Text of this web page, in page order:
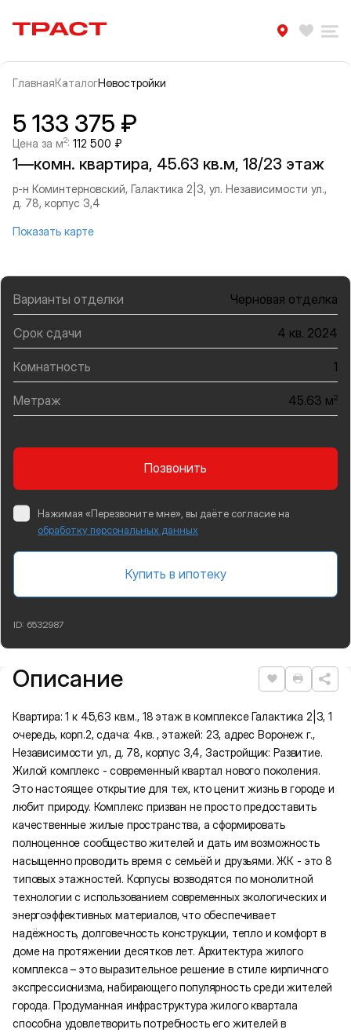
Траст | Служба недвижимости
ГлавнаяКаталогНовостройки
Информация об объекте
Галерея
5 133 375 ₽
Цена за м2: 112 500 ₽
1—комн. квартира, 45.63 кв.м, 18/23 этаж
р-н Коминтерновский, Галактика 2|3, ул. Независимости ул.,
д. 78, корпус 3,4
Показать карте
Варианты отделки Черновая отделка
Срок сдачи 4 кв. 2024
Комнатность 1
Метраж 45.63 м2
Позвонить
Нажимая «Перезвоните мне», вы даёте согласие на
обработку персональных данных
Купить в ипотеку
ID: 6532987
Подробная информация
Описание Нравится
Квартира: 1 к 45,63 кв.м., 18 этаж в комплексе Галактика 2|3, 1
очередь, корп.2, сдача: 4кв. , этажей: 23, адрес Воронеж г.,
Независимости ул., д. 78, корпус 3,4, Застройщик: Развитие.
Жилой комплекс - современный квартал нового поколения.
Это настоящее открытие для тех, кто ценит жизнь в городе и
любит природу. Комплекс призван не просто предоставить
качественные жилые пространства, а сформировать
полноценное сообщество жителей и дать им возможность
насыщенно проводить время с семьёй и друзьями. ЖК - это 8
типовых этажностей. Корпусы возводятся по монолитной
технологии с использованием современных экологических и
энергоэффективных материалов, что обеспечивает
надёжность, долговечность конструкции, тепло и комфорт в
доме на протяжении десятков лет. Архитектура жилого
комплекса – это выразительное решение в стиле кирпичного
экспрессионизма, набирающего популярность среди жителей
города. Продуманная инфраструктура жилого квартала
способна удовлетворить потребность его жителей в